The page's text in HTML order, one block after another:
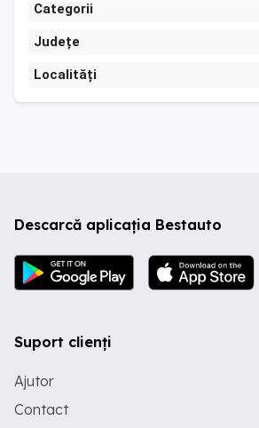
Categorii
Județe
Localități
Descarcă aplicația Bestauto
Suport clienți
Ajutor
Contact